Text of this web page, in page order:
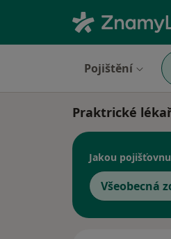
Pojištění
Praktrické
Jakou
Všeobecná